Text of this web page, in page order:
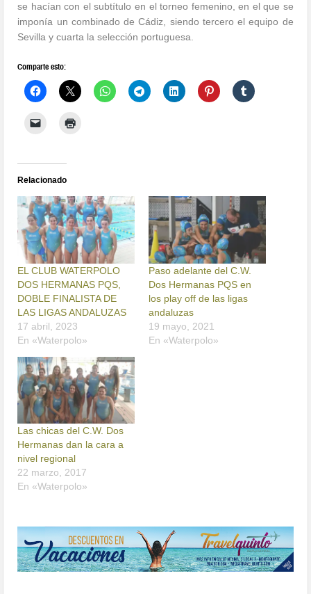
se hacían con el subtítulo en el torneo femenino, en el que se
imponía un combinado de Cádiz, siendo tercero el equipo de
Sevilla y cuarta la selección portuguesa.
Comparte esto:
Relacionado
EL CLUB WATERPOLO
DOS HERMANAS PQS,
DOBLE FINALISTA DE
LAS LIGAS ANDALUZAS
17 abril, 2023
En «Waterpolo»
Paso adelante del C.W.
Dos Hermanas PQS en
los play off de las ligas
andaluzas
19 mayo, 2021
En «Waterpolo»
Las chicas del C.W. Dos
Hermanas dan la cara a
nivel regional
22 marzo, 2017
En «Waterpolo»